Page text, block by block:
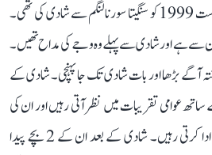
قابل ذکر ہے کہ وجے نے 25 اگست 1999 کو سنگیتا سورنالنگم سے شادی کی تھی۔
سے ہے اور شادی سے پہلے وہ وجے کی مداح تھیں۔
آگے بڑھا اور بات شادی تک جا پہنچی۔ شادی کے
عوامی تقریبات میں نظر آتی رہیں اور ان کی
خاندانی زندگی میں بھی اہم کردار ادا کرتی رہیں۔ شادی کے بعد ان کے 2 بچے پیدا